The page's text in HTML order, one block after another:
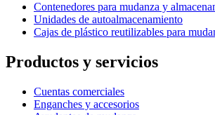
Contenedores para mudanza y
Unidades de autoalmacenamiento
Cajas de plástico reutilizables para
Productos y servicios
Cuentas comerciales
Enganches y accesorios